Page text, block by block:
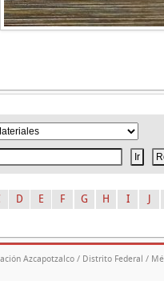
D E F G H I
Azcapotzalco / Distrito Federal /